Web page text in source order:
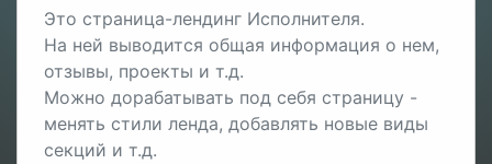
Это страница-лендинг Исполнителя.
На ней выводится общая информация о нем,
отзывы, проекты и т.д.
Можно дорабатывать под себя страницу -
менять стили ленда, добавлять новые виды
секций и т.д.